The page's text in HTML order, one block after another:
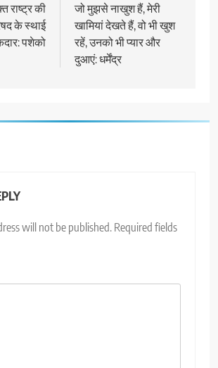
राष्ट्र की
के स्थाई
​​​​​​​पशेको
जो मुझसे नाखुश हैं, मेरी
खामियां देखते हैं, वो भी खुश
रहें, उनको भी प्यार और
दुआएं: धर्मेंद्र
will not be published. Required fields